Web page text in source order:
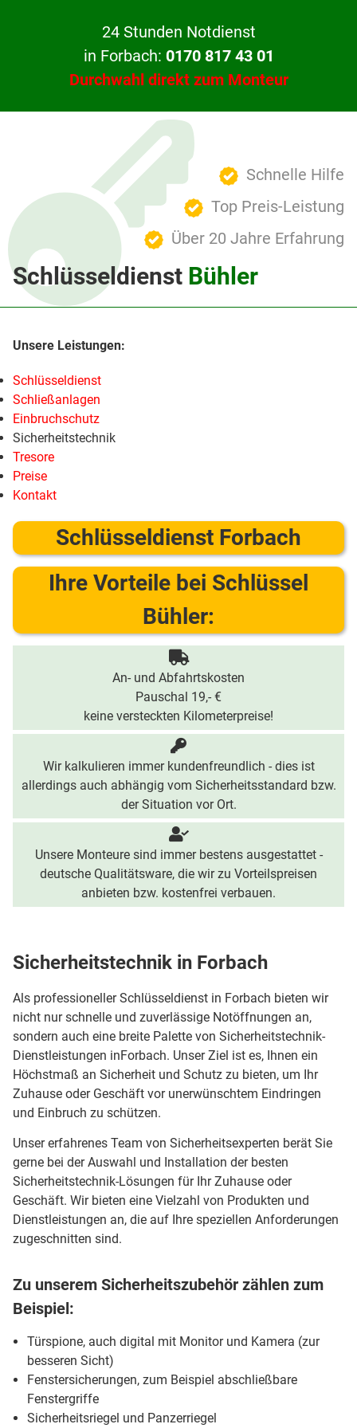
24 Stunden Notdienst
in Forbach: 0170 817 43 01
Durchwahl direkt zum Monteur
Schnelle Hilfe
Top Preis-Leistung
Über 20 Jahre Erfahrung
Schlüsseldienst Bühler
Schlüsseldienst
Schließanlagen
Einbruchschutz
Sicherheitstechnik
Tresore
Preise
Kontakt
Schlüsseldienst Forbach
Ihre Vorteile bei Schlüssel
Bühler:
An- und Abfahrtskosten
Pauschal 19,- €
keine versteckten Kilometerpreise!
Wir kalkulieren immer kundenfreundlich - dies ist
allerdings auch abhängig vom Sicherheitsstandard bzw.
der Situation vor Ort.
Unsere Monteure sind immer bestens ausgestattet -
deutsche Qualitätsware, die wir zu Vorteilspreisen
anbieten bzw. kostenfrei verbauen.
Sicherheitstechnik in Forbach
Als professioneller Schlüsseldienst in Forbach bieten wir
nicht nur schnelle und zuverlässige Notöffnungen an,
sondern auch eine breite Palette von Sicherheitstechnik-
Dienstleistungen inForbach. Unser Ziel ist es, Ihnen ein
Höchstmaß an Sicherheit und Schutz zu bieten, um Ihr
Zuhause oder Geschäft vor unerwünschtem Eindringen
und Einbruch zu schützen.
Unser erfahrenes Team von Sicherheitsexperten berät Sie
gerne bei der Auswahl und Installation der besten
Sicherheitstechnik-Lösungen für Ihr Zuhause oder
Geschäft. Wir bieten eine Vielzahl von Produkten und
Dienstleistungen an, die auf Ihre speziellen Anforderungen
zugeschnitten sind.
Zu unserem Sicherheitszubehör zählen zum
Beispiel:
Türspione, auch digital mit Monitor und Kamera (zur
besseren Sicht)
Fenstersicherungen, zum Beispiel abschließbare
Fenstergriffe
Sicherheitsriegel und Panzerriegel